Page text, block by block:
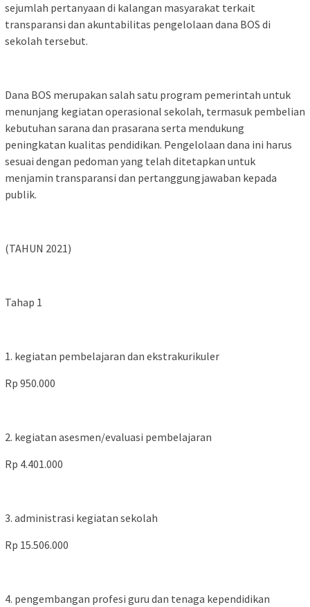
sejumlah pertanyaan di kalangan masyarakat terkait
transparansi dan akuntabilitas pengelolaan dana BOS di
sekolah tersebut.
Dana BOS merupakan salah satu program pemerintah untuk
menunjang kegiatan operasional sekolah, termasuk pembelian
kebutuhan sarana dan prasarana serta mendukung
peningkatan kualitas pendidikan. Pengelolaan dana ini harus
sesuai dengan pedoman yang telah ditetapkan untuk
menjamin transparansi dan pertanggungjawaban kepada
publik.
(TAHUN 2021)
Tahap 1
1. kegiatan pembelajaran dan ekstrakurikuler
Rp 950.000
2. kegiatan asesmen/evaluasi pembelajaran
Rp 4.401.000
3. administrasi kegiatan sekolah
Rp 15.506.000
4. pengembangan profesi guru dan tenaga kependidikan